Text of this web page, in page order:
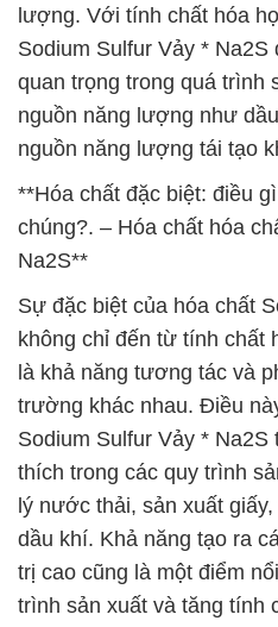
lượng. Với tính chất hóa
Sodium Sulfur Vảy *
quan trọng trong quá trình
nguồn năng lượng như
nguồn năng lượng tái tạo
**Hóa chất đặc biệt: điều
chúng?. – Hóa chất hóa
Na2S**
Sự đặc biệt của hóa chất
không chỉ đến từ tính chất
là khả năng tương tác và
trường khác nhau. Điều
Sodium Sulfur Vảy *
thích trong các quy trình
lý nước thải, sản xuất
dầu khí. Khả năng tạo ra
trị cao cũng là một điểm
trình sản xuất và tăng tính